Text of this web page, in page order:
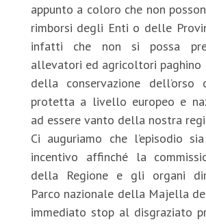
appunto a coloro che non
rimborsi degli Enti o delle
infatti che non si possa
allevatori ed agricoltori paghino
della conservazione dell’orso
protetta a livello europeo e
ad essere vanto della nostra
Ci auguriamo che l’episodio
incentivo affinché la
della Regione e gli organi
Parco nazionale della Majella
immediato stop al disgraziato